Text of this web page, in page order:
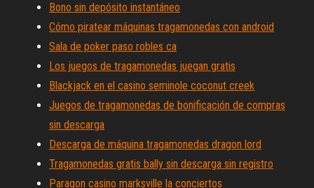
Bono sin depósito instantáneo
Cómo piratear máquinas tragamonedas con android
Sala de poker paso robles ca
Los juegos de tragamonedas juegan gratis
Blackjack en el casino seminole coconut creek
Juegos de tragamonedas de bonificación de compras
sin descarga
Descarga de máquina tragamonedas dragon lord
Tragamonedas gratis bally sin descarga sin registro
Paragon casino marksville la conciertos